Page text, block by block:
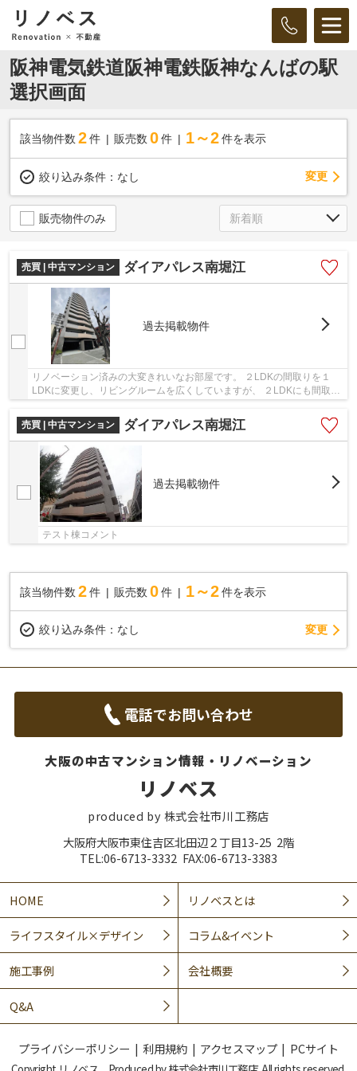
阪神電気鉄道阪神電鉄阪神なんばの駅
選択画面
該当物件数 2件 販売数 0 件 1～2 件を表示
絞り込み条件： なし 変更
販売物件のみ
売買 | 中古マンション ダイアパレス南堀江
過去掲載物件
リノベーション済みの大変きれいなお部屋です。 ２LDKの間取りを１
LDKに変更し、リビングルームを広くしていますが、 ２LDKにも間取り
売買 | 中古マンション
ダイアパレス南堀江
過去掲載物件
テスト棟コメント
該当物件数 2件 販売数 0 件 1～2 件を表示
絞り込み条件： なし 変更
電話でお問い合わせ
大阪の中古マンション情報・リノベーション
リノベス
produced by 株式会社市川工務店
大阪府大阪市東住吉区北田辺２丁目13-25 2階
TEL:06-6713-3332 FAX:06-6713-3383
HOME リノベスとは
ライフスタイル×デザイン コラム&イベント
施工事例 会社概要
Q&A
プライバシーポリシー 利用規約 アクセスマップ PCサイト